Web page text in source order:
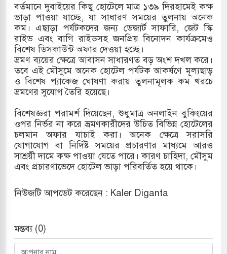
বিভিন্ন খাতে সৌদির বিনিয়োগের আহবান প্রধানমন্ত্রীর
হামলায় ছাত্রদল ও ছাত্রলীগের আচরণ ইসরায়েলের
পথে ইসরায়েলীরা,হাতছাড়ার ঝুঁকিতে জরুরি
পাহাড়ি ঢলে ফুঁসে উঠেছে তিস্তা
বর্তমানে দুবাইয়ের কিছু হোটেলে মাত্র ১৩৯ দিরহামেই কক্ষ
ভাড়া পাওয়া যাচ্ছে, যা সাধারণ সময়ের তুলনায় অনেক
কম। এছাড়া পর্যটকদের জন্য ডেজার্ট সাফারি, জেট স্কি
রাইড এবং বাগি রাইডসহ জনপ্রিয় বিনোদন কার্যক্রমেও
বিশেষ ডিসকাউন্ট অফার দেওয়া হচ্ছে।
ভ্রমণ ব্যয়ের ক্ষেত্রে আবাসন সাধারণত বড় অংশ দখল করে।
তবে এই মৌসুমে অনেক হোটেল পর্যটক আকর্ষণে মূল্যছাড়
ও বিশেষ প্যাকেজ ঘোষণা করায় তুলনামূলক কম খরচে
ভ্রমণের সুযোগ তৈরি হয়েছে।
বিশেষজ্ঞরা পরামর্শ দিয়েছেন, শুধুমাত্র অনলাইন বুকিংয়ের
ওপর নির্ভর না করে ভ্রমণকারীদের উচিত বিভিন্ন হোটেলের
চলমান অফার যাচাই করা। অনেক ক্ষেত্রে সরাসরি
যোগাযোগ বা নির্দিষ্ট সময়ের প্রচারণার মাধ্যমে আরও
সাশ্রয়ী দামে কক্ষ পাওয়া যেতে পারে। কারণ চাহিদা, মৌসুম
এবং প্রচারণাভেদে হোটেল ভাড়া পরিবর্তিত হয়ে থাকে।
নিউজটি আপডেট করেছেন : Kaler Diganta
মন্তব্য (0)